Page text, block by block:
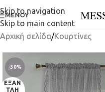
Skip to navigation
Skip to main content
ΜΕΝΟΎ
Αρχική σελίδα/Κουρτίνες
-30%
ΕΞΑΝ
ΤΛΗ